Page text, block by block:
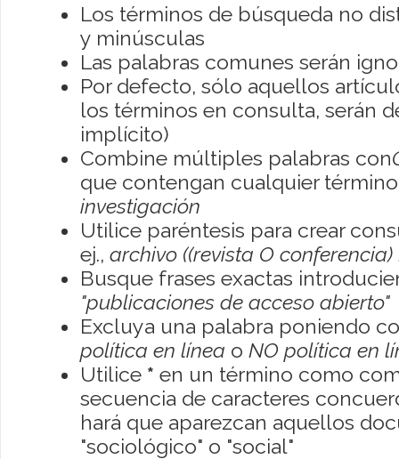
Los términos de búsqueda no
y minúsculas
Las palabras comunes serán
Por defecto, sólo aquellos
los términos en consulta, serán
implícito)
Combine múltiples palabras con
que contengan cualquier
investigación
Utilice paréntesis para crear
ej., archivo ((revista O conferencia)
Busque frases exactas
"publicaciones de acceso abierto"
Excluya una palabra poniendo
política en línea o NO política en
Utilice * en un término como
secuencia de caracteres
hará que aparezcan aquellos
"sociológico" o "social"